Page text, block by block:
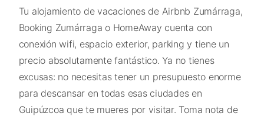
Tu alojamiento de vacaciones de Airbnb Zumárraga,
Booking Zumárraga o HomeAway cuenta con
conexión wifi, espacio exterior, parking y tiene un
precio absolutamente fantástico. Ya no tienes
excusas: no necesitas tener un presupuesto enorme
para descansar en todas esas ciudades en
Guipúzcoa que te mueres por visitar. Toma nota de